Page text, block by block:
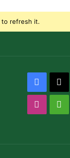
to refresh it.